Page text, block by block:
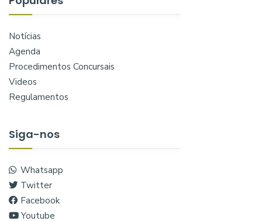
Notícias
Agenda
Procedimentos Concursais
Videos
Regulamentos
Siga-nos
Whatsapp
Twitter
Facebook
Youtube